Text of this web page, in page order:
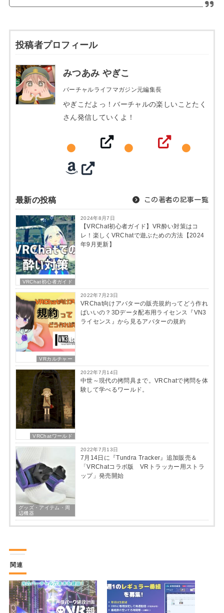
投稿者プロフィール
みつあみ やぎこ
バーチャルライフマガジン元編集長
やぎこだよっ！バーチャルの楽しいことたく
さん発信していくよ！
最新の投稿 この著者の記事一覧
VRChat初心者ガイド
2024年8月7日
【VRChat初心者ガイド】VR酔い対策はコ
レ！楽しくVRChatで遊ぶための方法【2024
年9月更新】
VRカルチャー
2022年7月23日
VRChat向けアバターの販売規約ってどう作れ
ばいいの？3Dデータ配布用ライセンス『VN3
ライセンス』から見るアバターの規約
VRChatワールド
2022年7月14日
中世～現代の拷問具まで。VRChatで拷問を体
験して学べるワールド。
グッズ・アイテム・周
辺機器
2022年7月13日
7月14日に『Tundra Tracker』追加販売＆
「VRChatコラボ版 VRトラッカー用ストラ
ップ」発売開始
関連